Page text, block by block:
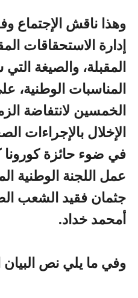
وهذا ناقش الإجتماع
إدارة الاستحقاقات
المقبلة، والصيغة
المناسبات الوطنية،
الخمسين لانتفاضة
الإخلال بالإجراءات
في ضوء حائزة كورونا
عمل اللجنة الوطنية
جثمان فقيد الشعب
أمحمد خداد.
وفي ما يلي نص البيان